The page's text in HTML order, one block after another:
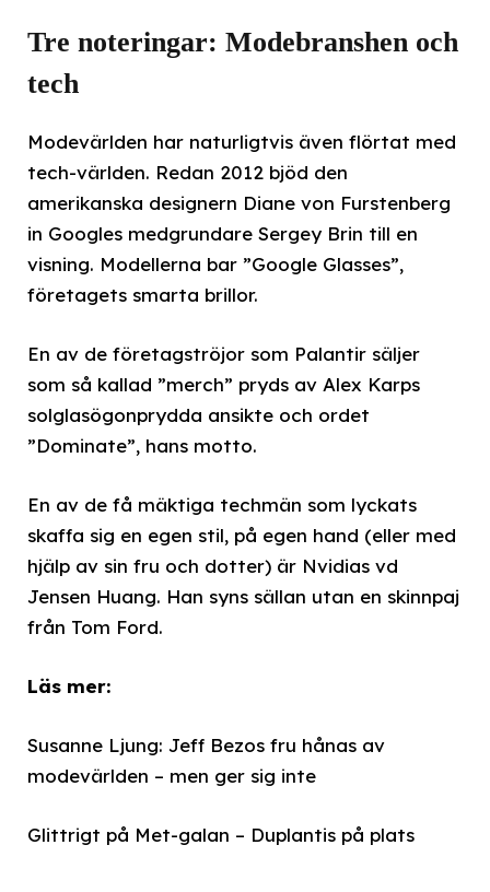
Tre noteringar: Modebranshen och
tech
Modevärlden har naturligtvis även flörtat med
tech-världen. Redan 2012 bjöd den
amerikanska designern Diane von Furstenberg
in Googles medgrundare Sergey Brin till en
visning. Modellerna bar ”Google Glasses”,
företagets smarta brillor.
En av de företagströjor som Palantir säljer
som så kallad ”merch” pryds av Alex Karps
solglasögonprydda ansikte och ordet
”Dominate”, hans motto.
En av de få mäktiga techmän som lyckats
skaffa sig en egen stil, på egen hand (eller med
hjälp av sin fru och dotter) är Nvidias vd
Jensen Huang. Han syns sällan utan en skinnpaj
från Tom Ford.
Läs mer:
Susanne Ljung: Jeff Bezos fru hånas av
modevärlden – men ger sig inte
Glittrigt på Met-galan – Duplantis på plats